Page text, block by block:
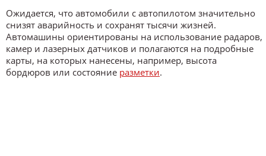
Ожидается, что автомобили с автопилотом значительно
снизят аварийность и сохранят тысячи жизней.
Автомашины ориентированы на использование радаров,
камер и лазерных датчиков и полагаются на подробные
карты, на которых нанесены, например, высота
бордюров или состояние разметки.